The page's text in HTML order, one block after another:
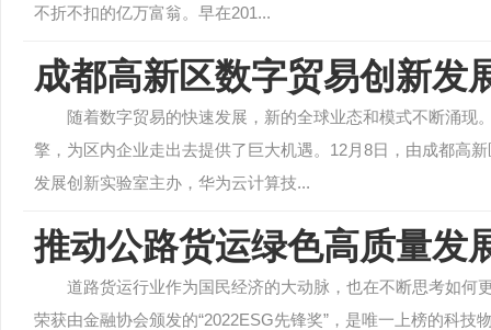
不折不扣的亿万富翁。早在201...
成都高新区数字贸易创新发
随着数字贸易的快速发展，新的全球业态和模式不断涌
擎，为区内企业走出去提供了巨大机遇。12月8日，由成都高
发展创新实验室主办，华为云计算技...
推动公路货运绿色高质量发
道路货运行业作为国民经济的大动脉，也在不断思考如何
荣获由金融协会颁发的“2022ESG先锋奖”，是唯一上榜的科